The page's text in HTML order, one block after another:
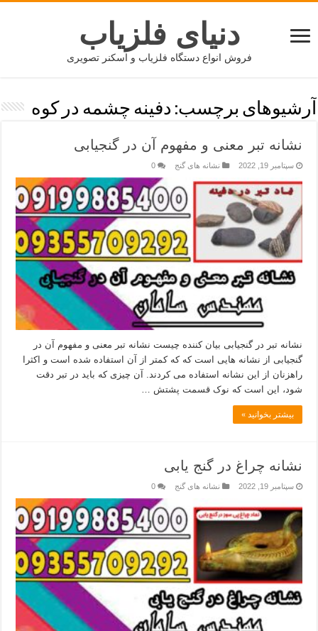
دنیای فلزیاب
فروش انواع دستگاه فلزیاب و اسکنر تصویری
آرشیوهای برچسب: دفینه چشمه در کوه
نشانه تبر معنی و مفهوم آن در گنجیابی
سپتامبر 19, 2022 نشانه های گنج 0
نشانه تبر در گنجیابی بیان کننده چیست نشانه تبر معنی و مفهوم آن در
گنجیابی از نشانه هایی است که که کمتر از آن استفاده شده است و اکثرا
راهزنان از این نشانه استفاده می کردند. آن چیزی که باید در تبر دقت
شود، این است که نوک قسمت پشتش …
بیشتر بخوانید »
نشانه چراغ در گنج یابی
سپتامبر 19, 2022 نشانه های گنج 0